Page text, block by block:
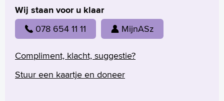
Polski
Türkçe
Arabisch
Wij staan voor u klaar
078 654 11 11 MijnASz
Compliment, klacht, suggestie?
Stuur een kaartje en doneer